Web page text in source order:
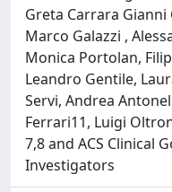
Greta Carrara Gianni
Marco Galazzi ,
Monica Portolan,
Leandro Gentile,
Servi, Andrea
Ferrari11, Luigi
7,8 and ACS Clinical
Investigators